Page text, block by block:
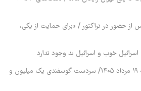
از حضور در تراکتور / «برای حمایت از یکی،
خوب و اسرائیل بد وجود ندارد
قیمت گوشت قرمز دوشنبه ۱۹ مرداد ۱۴۰۵/ سردست گوسفندی یک میلیون و